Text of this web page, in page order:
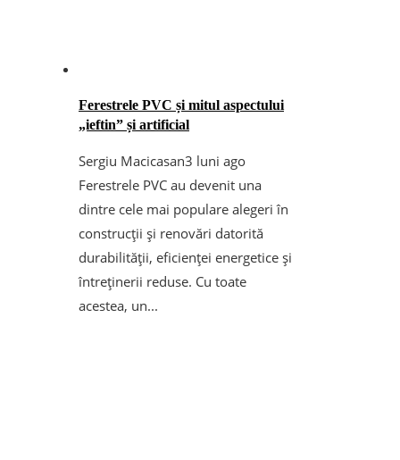
Ferestrele PVC și mitul aspectului
„ieftin” și artificial
Sergiu Macicasan3 luni ago
Ferestrele PVC au devenit una
dintre cele mai populare alegeri în
construcții și renovări datorită
durabilității, eficienței energetice și
întreținerii reduse. Cu toate
acestea, un...